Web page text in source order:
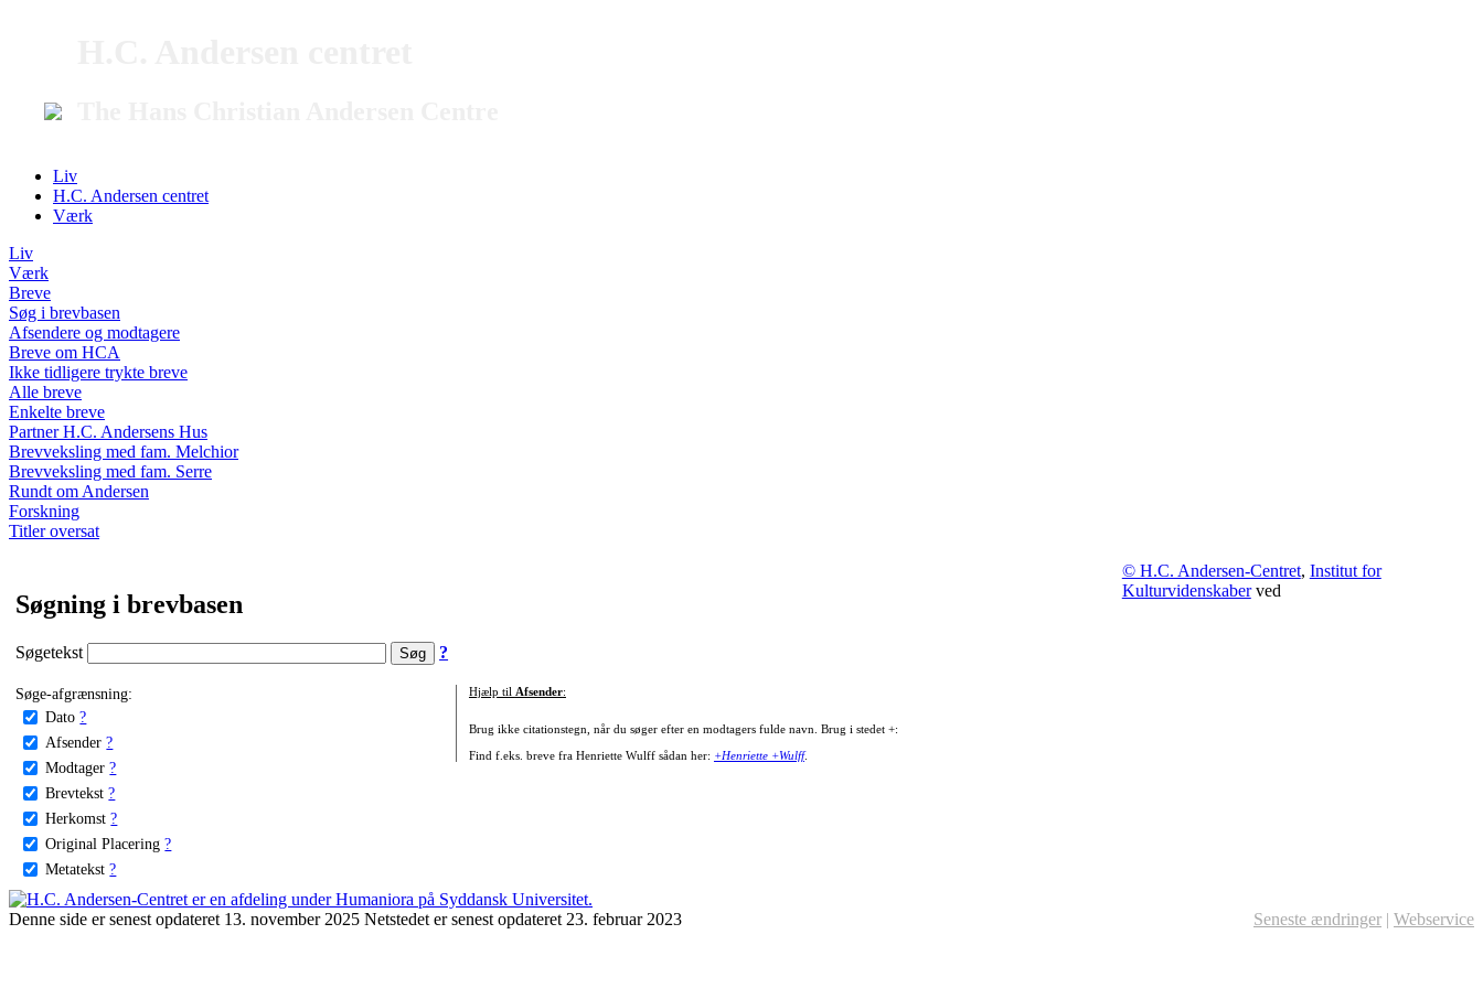
Liv
H.C. Andersen centret
Værk
Liv
Værk
Breve
Søg i brevbasen
Afsendere og modtagere
Breve om HCA
Ikke tidligere trykte breve
Alle breve
Enkelte breve
Partner H.C. Andersens Hus
Brevveksling med fam. Melchior
Brevveksling med fam. Serre
Rundt om Andersen
Forskning
Titler oversat
Søgning i brevbasen
Søgetekst ?
Søge-afgrænsning:
Dato ?
Afsender ?
Modtager ?
Brevtekst ?
Herkomst ?
Original Placering ?
Metatekst ?
Hjælp til Afsender:
Brug ikke citationstegn, når du søger efter en modtagers fulde navn. Brug i stedet +:
Find f.eks. breve fra Henriette Wulff sådan her: +Henriette +Wulff.
© H.C. Andersen-Centret, Institut for
Kulturvidenskaberved
Denne side er senest opdateret 13. november 2025 Netstedet er senest opdateret 23. februar 2023 Seneste ændringer | Webservice